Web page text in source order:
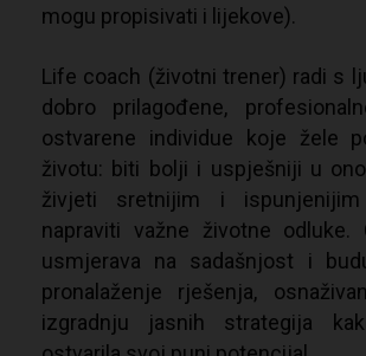
mogu propisivati i lijekove).
Life coach (životni trener) radi s
dobro prilagođene,
ostvarene individue koje žele
životu: biti bolji i uspješniji u
živjeti sretnijim i
napraviti važne životne odluke.
usmjerava na sadašnjost i
pronalaženje rješenja,
izgradnju jasnih strategija